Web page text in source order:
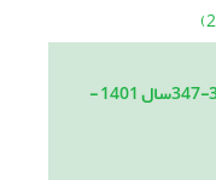
دوره 31، فروردین تا تیرماه344-345-346-347سال 1401 -